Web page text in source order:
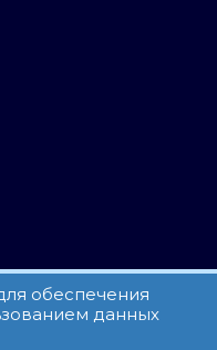
обеспечения
данных